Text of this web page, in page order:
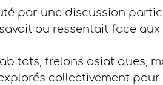
par une discussion
ou ressentait face
frelons asiatiques,
collectivement